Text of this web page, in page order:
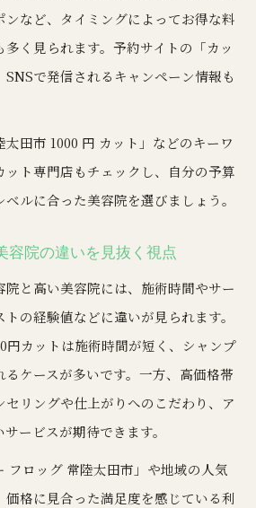
など、タイミングによってお得な料
く見られます。予約サイトの「カッ
SNSで発信されるキャンペーン情報も
田市 1000 円 カット」などのキーワ
ット専門店もチェックし、自分の予算
ルに合った美容院を選びましょう。
容院の違いを見抜く視点
院と高い美容院には、施術時間やサー
の経験値などに違いが見られます。
円カットは施術時間が短く、シャンプ
ケースが多いです。一方、高価格帯
リングや仕上がりへのこだわり、ア
ービスが期待できます。
フロッグ 常陸太田市」や地域の人気
価格に見合った満足度を感じている利